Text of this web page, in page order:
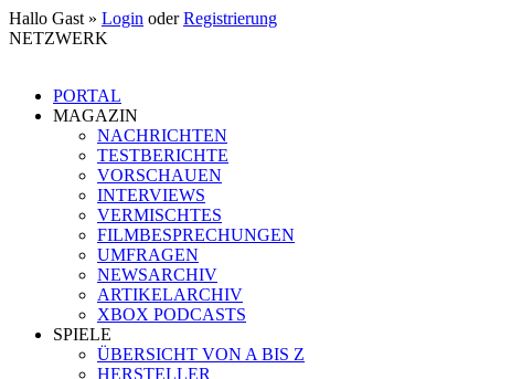
Hallo Gast » Login oderRegistrierung
NETZWERK
PORTAL
MAGAZIN
NACHRICHTEN
TESTBERICHTE
VORSCHAUEN
INTERVIEWS
VERMISCHTES
FILMBESPRECHUNGEN
UMFRAGEN
NEWSARCHIV
ARTIKELARCHIV
XBOX PODCASTS
SPIELE
ÜBERSICHT VON A BIS Z
HERSTELLER